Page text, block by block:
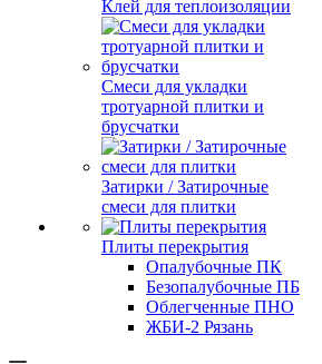
Клей для теплоизоляции
Смеси для укладки
тротуарной плитки и
брусчатки
Затирки / Затирочные
смеси для плитки
Плиты перекрытия
Опалубочные ПК
Безопалубочные ПБ
Облегченные ПНО
ЖБИ-2 Рязань